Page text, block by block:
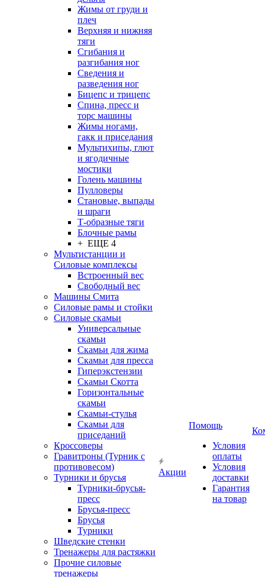
Жимы от груди и
плеч
Верхняя и нижняя
тяги
Сгибания и
разгибания ног
Сведения и
разведения ног
Бицепс и трицепс
Спина, пресс и
торс машины
Жимы ногами,
гакк и приседания
Мультихипы, глют
и ягодичные
мостики
Голень машины
Пулловеры
Становые, выпады
и шраги
Т-образные тяги
Блочные рамы
+ ЕЩЕ 4
Мультистанции и
Силовые комплексы
Встроенный вес
Свободный вес
Машины Смита
Силовые рамы и стойки
Силовые скамьи
Универсальные
скамьи
Скамьи для жима
Скамьи для пресса
Гиперэкстензии
Скамьи Скотта
Горизонтальные
скамьи
Скамьи-стулья
Скамьи для
приседаний
Кроссоверы
Гравитроны (Турник с
противовесом)
Турники и брусья
Турники-брусья-
пресс
Брусья-пресс
Брусья
Турники
Шведские стенки
Тренажеры для растяжки
Прочие силовые
тренажеры
Акции
Помощь
Условия
оплаты
Условия
доставки
Гарантия
на товар